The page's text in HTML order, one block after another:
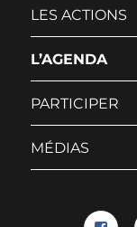
LES ACTIONS
L’AGENDA
PARTICIPER
MÉDIAS